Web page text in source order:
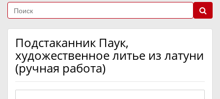
Подстаканник Паук,
художественное литье из латуни
(ручная работа)